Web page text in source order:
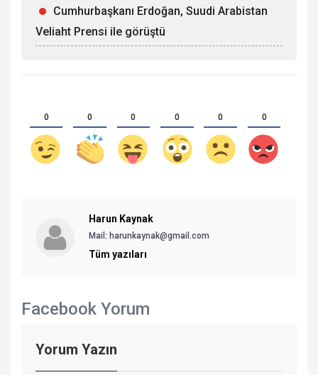
Cumhurbaşkanı Erdoğan, Suudi Arabistan
Veliaht Prensi ile görüştü
0 0 0 0 0 0
Harun Kaynak
Mail: harunkaynak@gmail.com
Tüm yazıları
Facebook Yorum
Yorum Yazın